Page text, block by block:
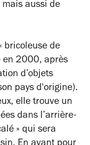
aussi de
bricoleuse de
en 2000, après
d’objets
pays d'origine).
elle trouve un
dans l’arrière-
» qui sera